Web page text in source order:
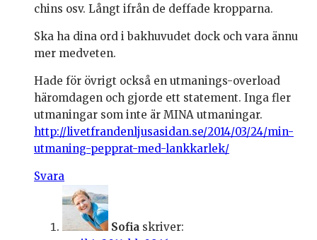
chins osv. Långt ifrån de deffade kropparna.
Ska ha dina ord i bakhuvudet dock och vara ännu
mer medveten.
Hade för övrigt också en utmanings-overload
häromdagen och gjorde ett statement. Inga fler
utmaningar som inte är MINA utmaningar.
http://livetfrandenljusasidan.se/2014/03/24/min-
utmaning-pepprat-med-lankkarlek/
Svara
Sofia skriver: